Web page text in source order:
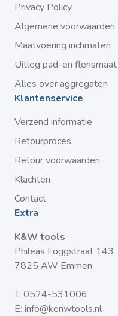
Privacy Policy
Algemene voorwaarden
Maatvoering inchmaten
Uitleg pad-en
Alles over aggregaten
Klantenservice
Verzend informatie
Retourproces
Retour voorwaarden
Klachten
Contact
Extra
K&W tools
Phileas Foggstraat 143
7825 AW Emmen
T: 0524-531006
E: info@kenwtools.nl